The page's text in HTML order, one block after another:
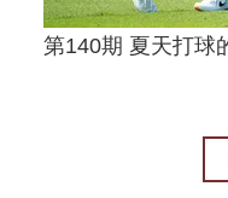
第140期 夏天打球